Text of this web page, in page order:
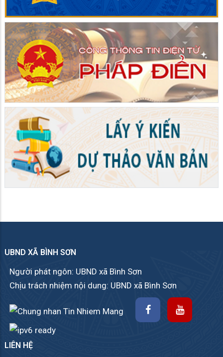
UBND XÃ BÌNH SƠN
Người phát ngôn: UBND xã Bình Sơn
Chịu trách nhiệm nội dung: UBND xã Bình Sơn
LIÊN HỆ